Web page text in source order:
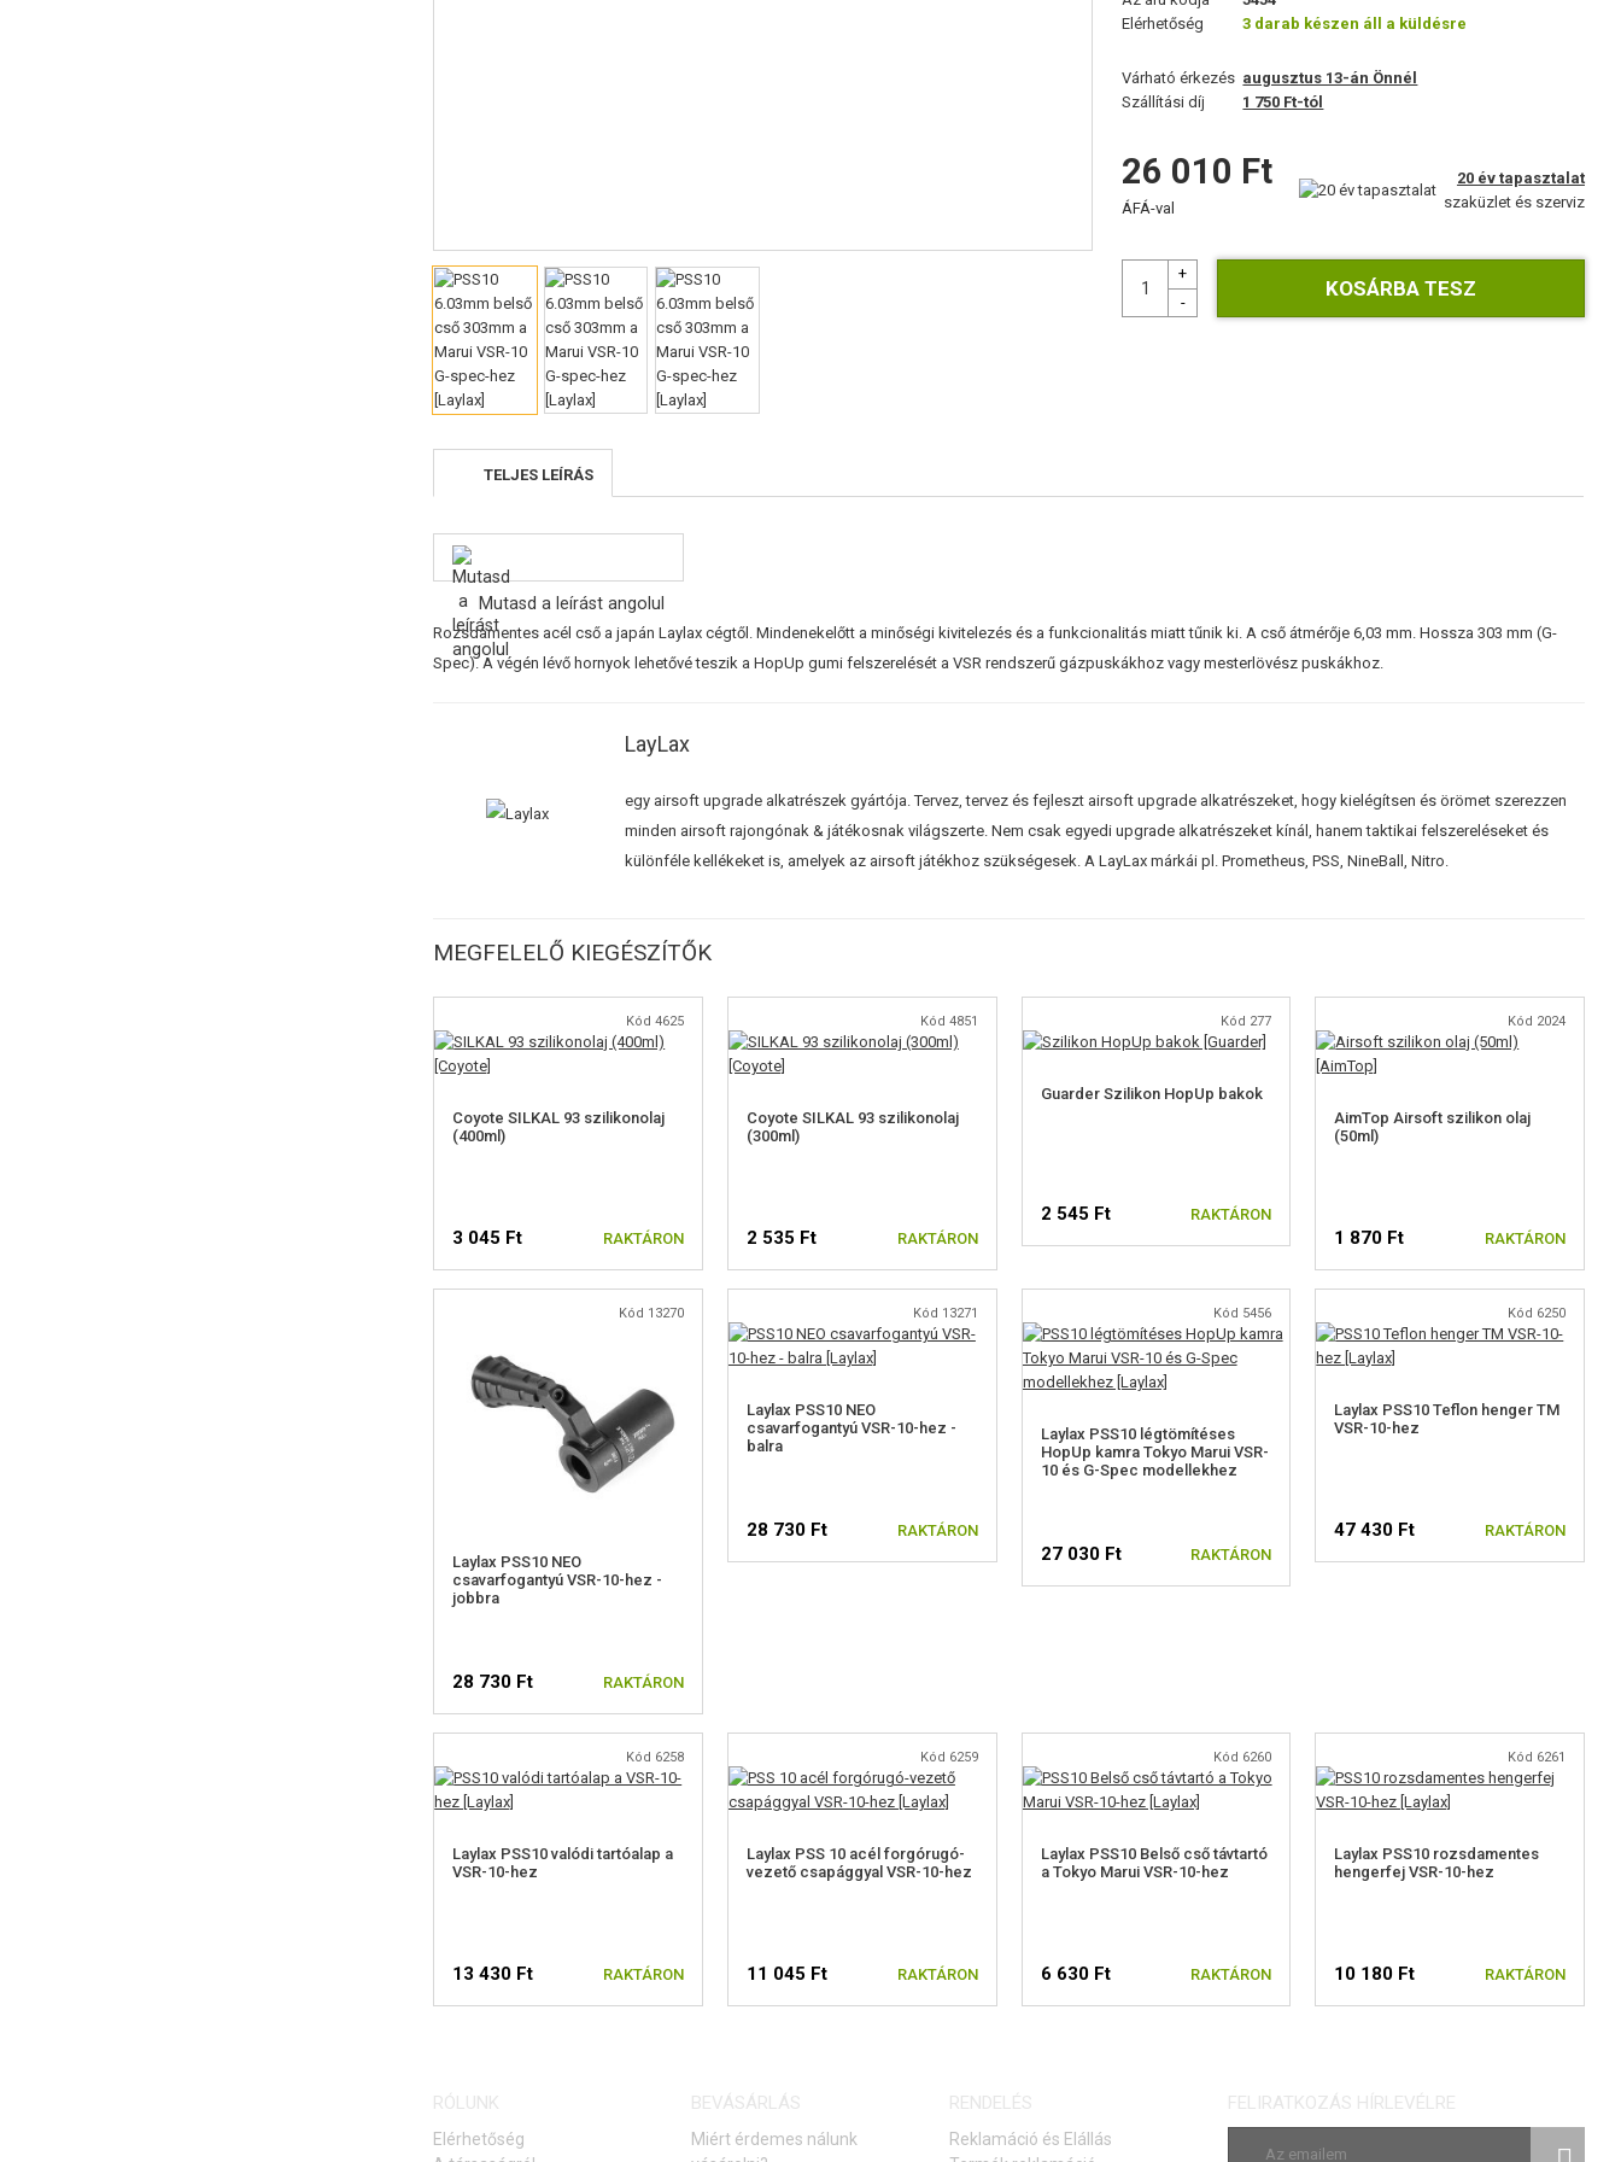
Elérhetőség
3 darab készen áll a küldésre
Várható érkezés augusztus 13-án Önnél
Szállítási díj
1 750 Ft-tól
26 010 Ft
ÁFÁ-val
20 év tapasztalat
szaküzlet és szerviz
TELJES LEÍRÁS
Mutasd a leírást angolul
Rozsdamentes acél cső a japán Laylax cégtől. Mindenekelőtt a minőségi kivitelezés és a funkcionalitás miatt tűnik ki. A cső átmérője 6,03 mm. Hossza 303 mm (G-
Spec). A végén lévő hornyok lehetővé teszik a HopUp gumi felszerelését a VSR rendszerű gázpuskákhoz vagy mesterlövész puskákhoz.
LayLax
egy airsoft upgrade alkatrészek gyártója. Tervez, tervez és fejleszt airsoft upgrade alkatrészeket, hogy kielégítsen és örömet szerezzen
minden airsoft rajongónak & játékosnak világszerte. Nem csak egyedi upgrade alkatrészeket kínál, hanem taktikai felszereléseket és
különféle kellékeket is, amelyek az airsoft játékhoz szükségesek. A LayLax márkái pl. Prometheus, PSS, NineBall, Nitro.
MEGFELELŐ KIEGÉSZÍTŐK
Kód 4625
Coyote SILKAL 93 szilikonolaj
(400ml)
3 045 Ft RAKTÁRON
Kód 4851
Coyote SILKAL 93 szilikonolaj
(300ml)
2 535 Ft RAKTÁRON
Kód 277
Guarder Szilikon HopUp bakok
2 545 Ft RAKTÁRON
Kód 2024
AimTop Airsoft szilikon olaj
(50ml)
1 870 Ft RAKTÁRON
Kód 13270
Laylax PSS10 NEO
csavarfogantyú VSR-10-hez -
jobbra
28 730 Ft RAKTÁRON
Kód 13271
Laylax PSS10 NEO
csavarfogantyú VSR-10-hez -
balra
28 730 Ft RAKTÁRON
Kód 5456
Laylax PSS10 légtömítéses
HopUp kamra Tokyo Marui VSR-
10 és G-Spec modellekhez
27 030 Ft RAKTÁRON
Kód 6250
Laylax PSS10 Teflon henger TM
VSR-10-hez
47 430 Ft RAKTÁRON
Kód 6258
Laylax PSS10 valódi tartóalap a
VSR-10-hez
13 430 Ft RAKTÁRON
Kód 6259
Laylax PSS 10 acél forgórugó-
vezető csapággyal VSR-10-hez
11 045 Ft RAKTÁRON
Kód 6260
Laylax PSS10 Belső cső távtartó
a Tokyo Marui VSR-10-hez
6 630 Ft RAKTÁRON
Kód 6261
Laylax PSS10 rozsdamentes
hengerfej VSR-10-hez
10 180 Ft RAKTÁRON
RÓLUNK
Elérhetőség
BEVÁSÁRLÁS
Miért érdemes nálunk
RENDELÉS
Reklamáció és Elállás
FELIRATKOZÁS HÍRLEVÉLRE